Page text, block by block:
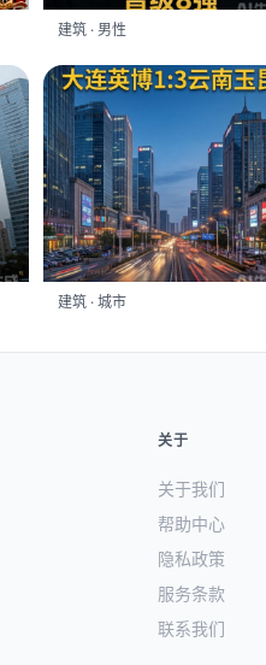
建筑 · 男性
建筑 · 城市
关于
关于我们
帮助中心
隐私政策
服务条款
联系我们